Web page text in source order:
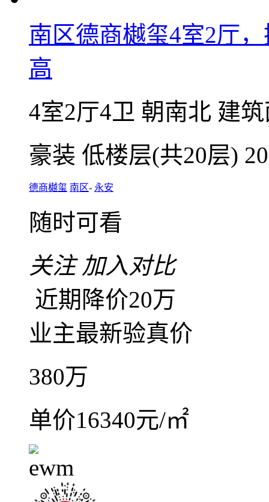
微信扫码，随
咨询业主底价
南区德商樾玺4室2厅
高
4室2厅4卫朝南北
豪装 低楼层(共20层)
德商樾玺
随时可看
关注 加入对比